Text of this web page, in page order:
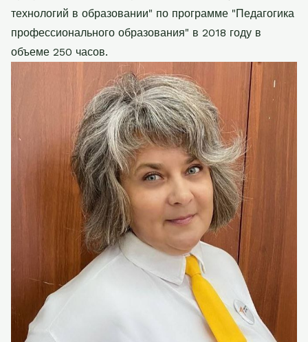
технологий в образовании" по программе "Педагогика
профессионального образования" в 2018 году в
объеме 250 часов.